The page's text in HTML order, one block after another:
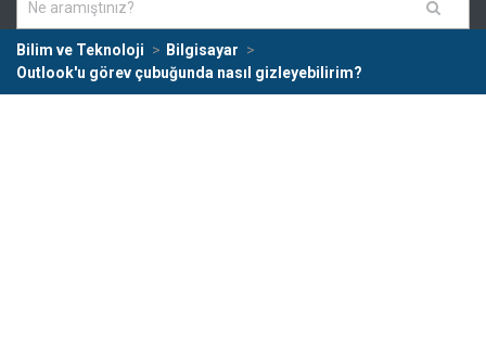
Bilim ve Teknoloji
Bilgisayar
Outlook'u görev çubuğunda nasıl gizleyebilirim?